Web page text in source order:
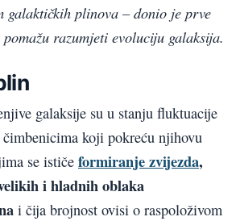
galaktičkih plinova – donio je prve
razumjeti evoluciju galaksija.
galaksije su u stanju fluktuacije
koji pokreću njihovu
se ističe formiranje zvijezda,
i hladnih oblaka
i čija brojnost ovisi o raspoloživom